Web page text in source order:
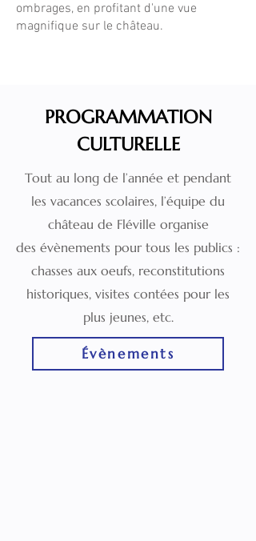
ombrages, en profitant d'une vue
magnifique sur le château.
PROGRAMMATION
CULTURELLE
Tout au long de l’année et pendant
les vacances scolaires, l’équipe du
château de Fléville organise
des évènements pour tous les publics :
chasses aux oeufs, reconstitutions
historiques, visites contées pour les
plus jeunes, etc.
Évènements